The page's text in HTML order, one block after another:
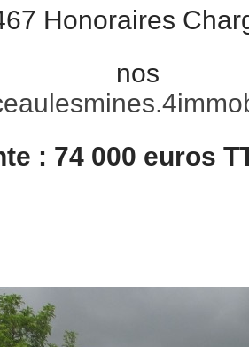
Honoraires
: 74 000 euros